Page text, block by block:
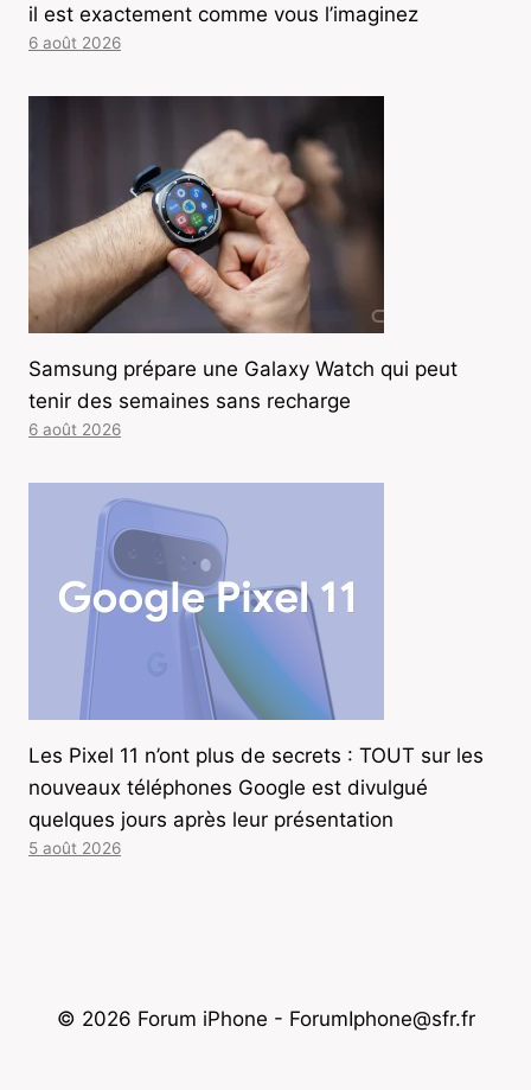
il est exactement comme vous l’imaginez
6 août 2026
Samsung prépare une Galaxy Watch qui peut
tenir des semaines sans recharge
6 août 2026
Les Pixel 11 n’ont plus de secrets : TOUT sur les
nouveaux téléphones Google est divulgué
quelques jours après leur présentation
5 août 2026
© 2026 Forum iPhone - ForumIphone@sfr.fr